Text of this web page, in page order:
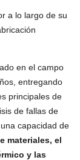
a lo largo de su
en el campo
entregando
principales de
de fallas de
capacidad de
materiales, el
y las